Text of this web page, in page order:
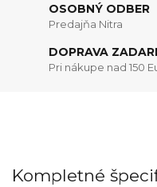
OSOBNÝ ODBER
Predajňa Nitra
DOPRAVA
Pri nákupe nad 150
Kompletné